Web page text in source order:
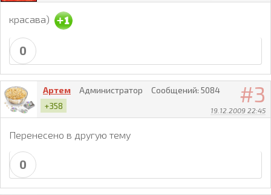
красава)
0
3
19.12.2009 22:45
Артем Администратор Сообщений: 5084
+358
Перенесено в другую тему
0